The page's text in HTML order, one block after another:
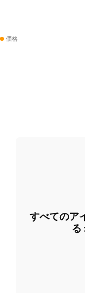
価格
すべてのア
る